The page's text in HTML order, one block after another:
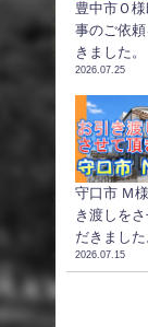
豊中市Ｏ様
事のご依
きました。
2026.07.25
守口市 Ｍ
き渡しを
だきました
2026.07.15